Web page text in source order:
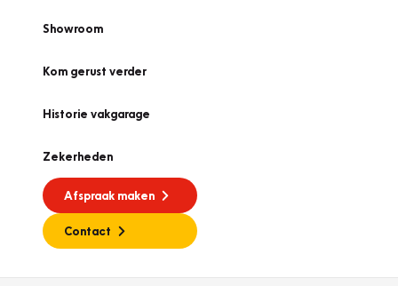
Showroom
Kom gerust verder
Historie vakgarage
Zekerheden
Afspraak maken
Contact